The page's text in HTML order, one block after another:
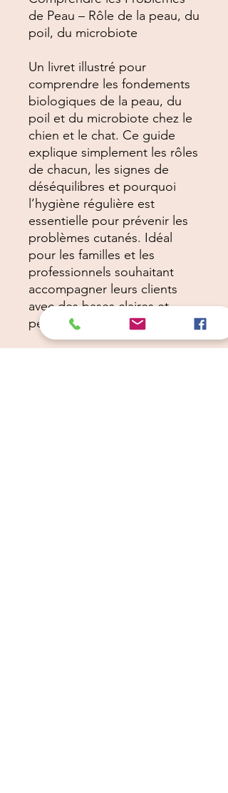
de Peau – Rôle de la peau, du
poil, du microbiote
Un livret illustré pour
comprendre les fondements
biologiques de la peau, du
poil et du microbiote chez le
chien et le chat. Ce guide
explique simplement les rôles
de chacun, les signes de
déséquilibres et pourquoi
l’hygiène régulière est
essentielle pour prévenir les
problèmes cutanés. Idéal
pour les familles et les
professionnels souhaitant
accompagner leurs clients
avec des bases claires et
pédagogiques.